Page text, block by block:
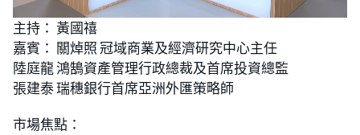
U
n
m
u
t
e
L
o
e
d
:
2
.
2
主持： 黃國禧
嘉賓： 關焯照 冠域商業及經濟研究中心主任
陸庭龍 鴻鵠資產管理行政總裁及首席投資總監
張建泰 瑞穗銀行首席亞洲外匯策略師
市場焦點：